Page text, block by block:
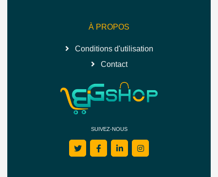
À PROPOS
Conditions d'utilisation
Contact
SUIVEZ-NOUS